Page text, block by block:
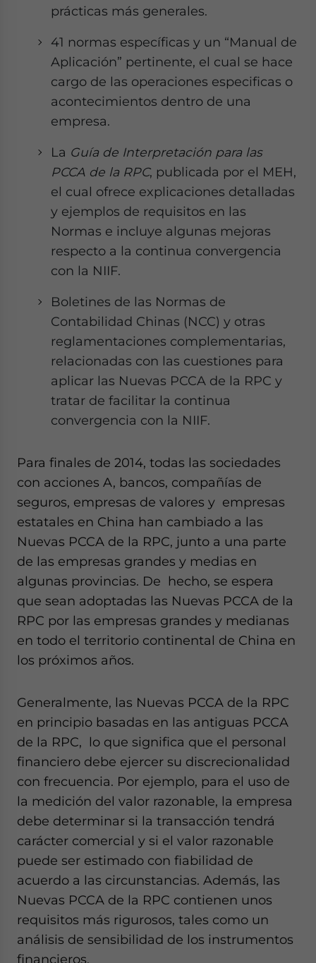
prácticas más generales.
41 normas específicas y un “Manual de
Aplicación” pertinente, el cual se hace
cargo de las operaciones especificas o
acontecimientos dentro de una
empresa.
La Guía de Interpretación para las
PCCA de la RPC, publicada por el MEH,
el cual ofrece explicaciones detalladas
y ejemplos de requisitos en las
Normas e incluye algunas mejoras
respecto a la continua convergencia
con la NIIF.
Boletines de las Normas de
Contabilidad Chinas (NCC) y otras
reglamentaciones complementarias,
relacionadas con las cuestiones para
aplicar las Nuevas PCCA de la RPC y
tratar de facilitar la continua
convergencia con la NIIF.
Para finales de 2014, todas las sociedades
con acciones A, bancos, compañías de
seguros, empresas de valores y empresas
estatales en China han cambiado a las
Nuevas PCCA de la RPC, junto a una parte
de las empresas grandes y medias en
algunas provincias. De hecho, se espera
que sean adoptadas las Nuevas PCCA de la
RPC por las empresas grandes y medianas
en todo el territorio continental de China en
los próximos años.
Generalmente, las Nuevas PCCA de la RPC
en principio basadas en las antiguas PCCA
de la RPC, lo que significa que el personal
financiero debe ejercer su discrecionalidad
con frecuencia. Por ejemplo, para el uso de
la medición del valor razonable, la empresa
debe determinar si la transacción tendrá
carácter comercial y si el valor razonable
puede ser estimado con fiabilidad de
acuerdo a las circunstancias. Además, las
Nuevas PCCA de la RPC contienen unos
requisitos más rigurosos, tales como un
análisis de sensibilidad de los instrumentos
financieros.